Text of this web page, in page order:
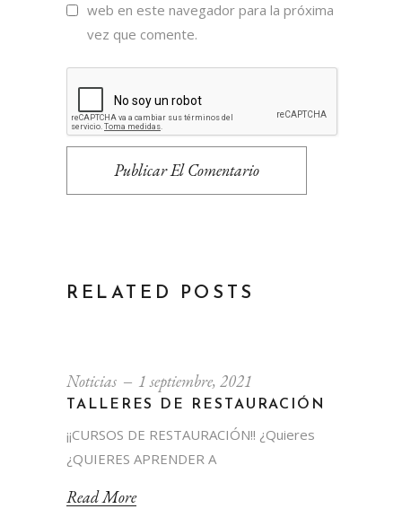
web en este navegador para la próxima
vez que comente.
Publicar El Comentario
RELATED POSTS
Noticias 1 septiembre, 2021
TALLERES DE RESTAURACIÓN
¡¡CURSOS DE RESTAURACIÓN!! ¿Quieres
¿QUIERES APRENDER A
Read More